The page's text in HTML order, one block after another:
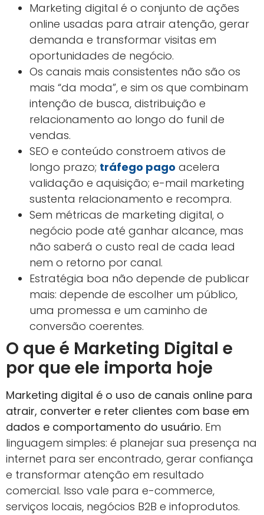
Marketing digital é o conjunto de ações
online usadas para atrair atenção, gerar
demanda e transformar visitas em
oportunidades de negócio.
Os canais mais consistentes não são os
mais “da moda”, e sim os que combinam
intenção de busca, distribuição e
relacionamento ao longo do funil de
vendas.
SEO e conteúdo constroem ativos de
longo prazo; tráfego pago acelera
validação e aquisição; e-mail marketing
sustenta relacionamento e recompra.
Sem métricas de marketing digital, o
negócio pode até ganhar alcance, mas
não saberá o custo real de cada lead
nem o retorno por canal.
Estratégia boa não depende de publicar
mais: depende de escolher um público,
uma promessa e um caminho de
conversão coerentes.
O que é Marketing Digital e
por que ele importa hoje
Marketing digital é o uso de canais online para
atrair, converter e reter clientes com base em
dados e comportamento do usuário. Em
linguagem simples: é planejar sua presença na
internet para ser encontrado, gerar confiança
e transformar atenção em resultado
comercial. Isso vale para e-commerce,
serviços locais, negócios B2B e infoprodutos.